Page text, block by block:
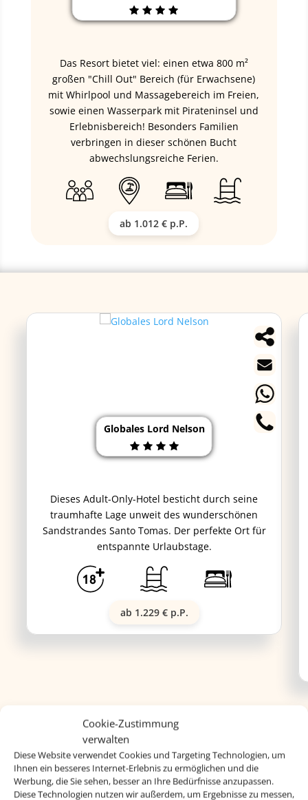
Cookie-Zustimmung
verwalten
Diese Website verwendet Cookies und Targeting Technologien, um
Ihnen ein besseres Internet-Erlebnis zu ermöglichen und die
Werbung, die Sie sehen, besser an Ihre Bedürfnisse anzupassen.
Diese Technologien nutzen wir außerdem, um Ergebnisse zu messen,
Das Resort bietet viel: einen etwa 800 m²
großen "Chill Out" Bereich (für Erwachsene)
mit Whirlpool und Massagebereich im Freien,
sowie einen Wasserpark mit Pirateninsel und
Erlebnisbereich! Besonders Familien
verbringen in dieser schönen Bucht
abwechslungsreiche Ferien.
ab 1.012 € p.P.
Globales Lord Nelson
Dieses Adult-Only-Hotel besticht durch seine
traumhafte Lage unweit des wunderschönen
Sandstrandes Santo Tomas. Der perfekte Ort für
entspannte Urlaubstage.
ab 1.229 € p.P.